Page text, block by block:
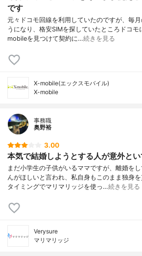
です
元々ドコモ回線を利用していたのですが、毎
うになり、格安SIMを探していたところドコモ
mobileを見つけて契約に…続きを見る
X-mobile(エックスモバイル)
X-mobile
事務職
奥野裕
3.00
本気で結婚しようとする人が意外とい
まだ小学生の子供がいるママですが、離婚を
んがほしいと言われ、私自身もこのまま独身
タイミングでマリマリッジを使っ…続きを見る
Verysure
マリマリッジ